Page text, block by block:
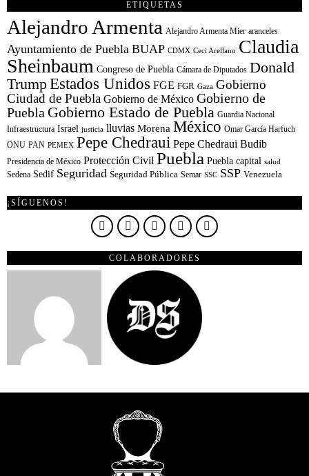
ETIQUETAS
Alejandro Armenta Alejandro Armenta Mier aranceles
Ayuntamiento de Puebla BUAP CDMX Ceci Arellano Claudia
Sheinbaum Congreso de Puebla Cámara de Diputados Donald
TrumpEstados Unidos FGE FGR Gaza Gobierno
Ciudad de Puebla Gobierno de México Gobierno de
Puebla Gobierno Estado de Puebla Guardia Nacional
Infraestructura Israel justicia lluvias Morena México Omar García Harfuch
ONU PAN PEMEX Pepe Chedraui Pepe Chedraui Budib
Presidencia de México Protección Civil Puebla Puebla capital salud
Sedena Sedif Seguridad Seguridad Pública Semar SSC SSP Venezuela
¡SÍGUENOS!
COLABORADORES